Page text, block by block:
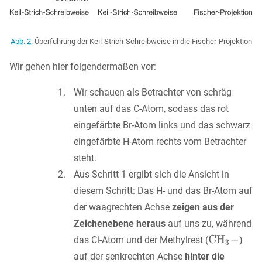
Abb. 2: Überführung der Keil-Strich-Schreibweise in die Fischer-Projektion
Wir gehen hier folgendermaßen vor:
Wir schauen als Betrachter von schräg
unten auf das C-Atom, sodass das rot
eingefärbte Br-Atom links und das schwarz
eingefärbte H-Atom rechts vom Betrachter
steht.
Aus Schritt 1 ergibt sich die Ansicht in
diesem Schritt: Das H- und das Br-Atom auf
der waagrechten Achse zeigen aus der
Zeichenebene heraus auf uns zu, während
das Cl-Atom und der Methylrest (
)
auf der senkrechten Achse hinter die